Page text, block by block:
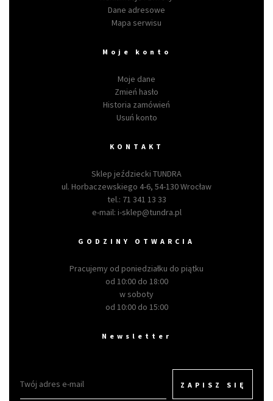
Dane adresowe
Mapa serwisu
Moje konto
Moje dane
Zmień hasło
Historia zamówień
Usuń konto
KONTAKT
Sklep jeździecki TUNDRA
ul. Horbaczewskiego 4-6, 54-130 Wrocław
tel.: 71 341 13 33
e-mail: i-sklep@tundra.pl
GODZINY OTWARCIA
Pracujemy od poniedziałku do piątku
od 10:00 do 18:00
w soboty
od 10:00 do 15:00
Newsletter
ZAPISZ SIĘ